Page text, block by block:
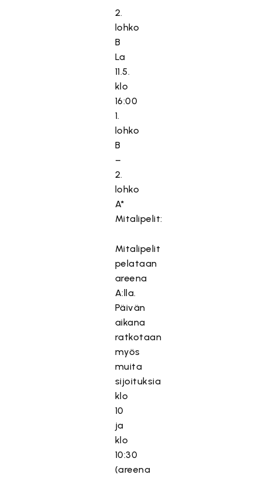
2.
lohko
B
La
11.5.
klo
16:00
1.
lohko
B
–
2.
lohko
A*
Mitalipelit:
Mitalipelit
pelataan
areena
A:lla.
Päivän
aikana
ratkotaan
myös
muita
sijoituksia
klo
10
ja
klo
10:30
(areena